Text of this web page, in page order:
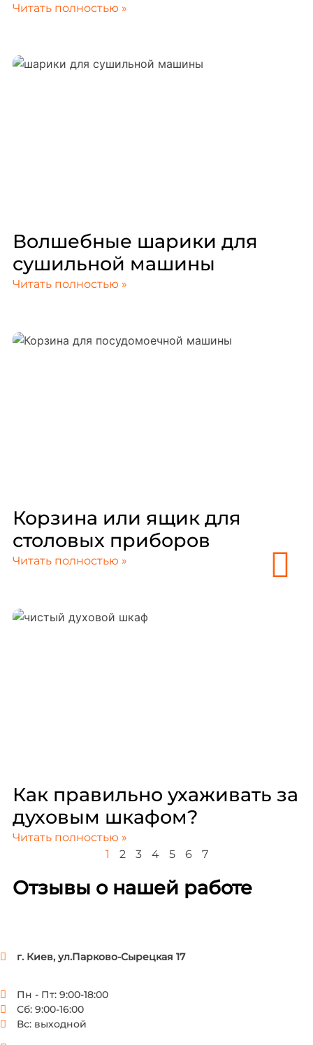
Читать полностью »
Волшебные шарики для
сушильной машины
Читать полностью »
Корзина или ящик для
столовых приборов
Читать полностью »
Как правильно ухаживать за
духовым шкафом?
Читать полностью »
1
2 3 4 5 6 7
Отзывы о нашей работе
г. Киев, ул.Парково-Сырецкая 17
Пн - Пт: 9:00-18:00
Сб: 9:00-16:00
Вс: выходной